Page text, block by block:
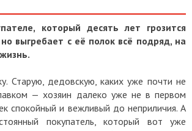
который десять лет грозится
выгребает с её полок всё подряд, на
Старую, дедовскую, каких уже почти не
— хозяин далеко уже не в первом
спокойный и вежливый до неприличия. А
покупатель, который вот уже